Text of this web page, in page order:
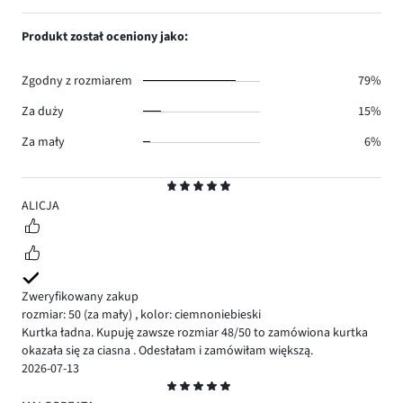
5
ALICJA
Zweryfikowany zakup
rozmiar: 50 (za mały) , kolor: ciemnoniebieski
Kurtka ładna. Kupuję zawsze rozmiar 48/50 to zamówiona kurtka
okazała się za ciasna . Odesłałam i zamówiłam większą.
2026-07-13
1,
Produkt został oceniony jako:
Zgodny z rozmiarem
79%
Za duży
15%
Za mały
6%